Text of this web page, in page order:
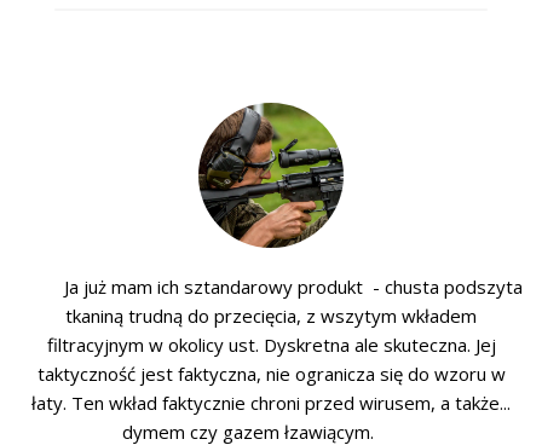
Ja już mam ich sztandarowy produkt - chusta podszyta
tkaniną trudną do przecięcia, z wszytym wkładem
filtracyjnym w okolicy ust. Dyskretna ale skuteczna. Jej
taktyczność jest faktyczna, nie ogranicza się do wzoru w
łaty. Ten wkład faktycznie chroni przed wirusem, a także...
dymem czy gazem łzawiącym.